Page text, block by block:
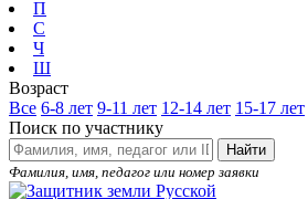
П
С
Ч
Ш
Возраст
Все 6-8 лет 9-11 лет 12-14 лет 15-17 лет
Поиск по участнику
Найти
Фамилия, имя, педагог или номер заявки